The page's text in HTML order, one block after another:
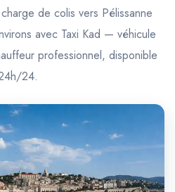
de colis vers Pélissanne
avec Taxi Kad — véhicule
professionnel, disponible
24.